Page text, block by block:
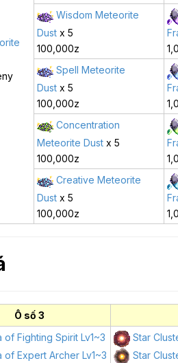
Wisdom Meteorite
Dust x 5
100,000z
Spell Meteorite
Dust x 5
100,000z
Concentration
Meteorite Dust x 5
100,000z
Creative Meteorite
Dust x 5
100,000z
Ô số 3
of Fighting Spirit Lv1~3
of Expert Archer Lv1~3
Star
Star